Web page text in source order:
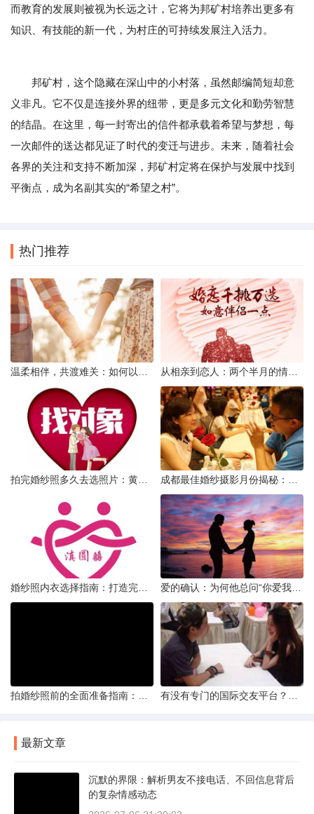
而教育的发展则被视为长远之计，它将为邦矿村培养出更多有
知识、有技能的新一代，为村庄的可持续发展注入活力。
邦矿村，这个隐藏在深山中的小村落，虽然邮编简短却意
义非凡。它不仅是连接外界的纽带，更是多元文化和勤劳智慧
的结晶。在这里，每一封寄出的信件都承载着希望与梦想，每
一次邮件的送达都见证了时代的变迁与进步。未来，随着社会
各界的关注和支持不断加深，邦矿村定将在保护与发展中找到
平衡点，成为名副其实的“希望之村”。
热门推荐
最新文章
沉默的界限：解析男友不接电话、不回信息背后
的复杂情感动态